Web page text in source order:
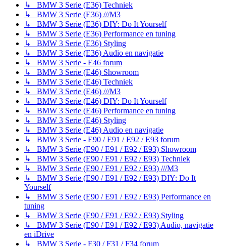
↳ BMW 3 Serie (E36) Techniek
↳ BMW 3 Serie (E36) ///M3
↳ BMW 3 Serie (E36) DIY: Do It Yourself
↳ BMW 3 Serie (E36) Performance en tuning
↳ BMW 3 Serie (E36) Styling
↳ BMW 3 Serie (E36) Audio en navigatie
↳ BMW 3 Serie - E46 forum
↳ BMW 3 Serie (E46) Showroom
↳ BMW 3 Serie (E46) Techniek
↳ BMW 3 Serie (E46) ///M3
↳ BMW 3 Serie (E46) DIY: Do It Yourself
↳ BMW 3 Serie (E46) Performance en tuning
↳ BMW 3 Serie (E46) Styling
↳ BMW 3 Serie (E46) Audio en navigatie
↳ BMW 3 Serie - E90 / E91 / E92 / E93 forum
↳ BMW 3 Serie (E90 / E91 / E92 / E93) Showroom
↳ BMW 3 Serie (E90 / E91 / E92 / E93) Techniek
↳ BMW 3 Serie (E90 / E91 / E92 / E93) ///M3
↳ BMW 3 Serie (E90 / E91 / E92 / E93) DIY: Do It
Yourself
↳ BMW 3 Serie (E90 / E91 / E92 / E93) Performance en
tuning
↳ BMW 3 Serie (E90 / E91 / E92 / E93) Styling
↳ BMW 3 Serie (E90 / E91 / E92 / E93) Audio, navigatie
en iDrive
↳ BMW 3 Serie - F30 / F31 / F34 forum